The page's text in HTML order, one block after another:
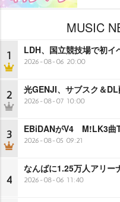
MUSIC
1 LDH、国立競技場で初イ
2026-08-06 20:00
2 光GENJI、サブスク＆
2026-08-07 10:00
3 EBiDANがV4 M!LK3曲
2026-08-05 09:21
4
なんばに1.25万人アリー
2026-08-06 11:40